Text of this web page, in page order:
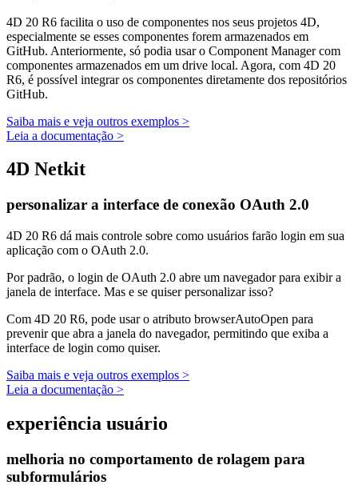
4D 20 R6 facilita o uso de componentes nos seus projetos 4D,
especialmente se esses componentes forem armazenados em
GitHub. Anteriormente, só podia usar o Component Manager com
componentes armazenados em um drive local. Agora, com 4D 20
R6, é possível integrar os componentes diretamente dos repositórios
GitHub.
Saiba mais e veja outros exemplos >
Leia a documentação >
4D Netkit
personalizar a interface de conexão OAuth 2.0
4D 20 R6 dá mais controle sobre como usuários farão login em sua
aplicação com o OAuth 2.0.
Por padrão, o login de OAuth 2.0 abre um navegador para exibir a
janela de interface. Mas e se quiser personalizar isso?
Com 4D 20 R6, pode usar o atributo browserAutoOpen para
prevenir que abra a janela do navegador, permitindo que exiba a
interface de login como quiser.
Saiba mais e veja outros exemplos >
Leia a documentação >
experiência usuário
melhoria no comportamento de rolagem para
subformulários